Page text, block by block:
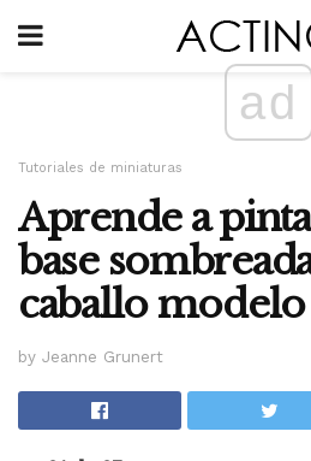
ad
Tutoriales de miniaturas
Aprende a
base
caballo modelo
by Jeanne Grunert